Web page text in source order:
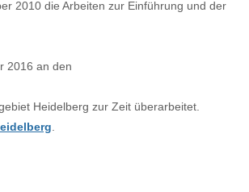
2010 die Arbeiten zur Einführung und der
2016 an den
Heidelberg zur Zeit überarbeitet.
.